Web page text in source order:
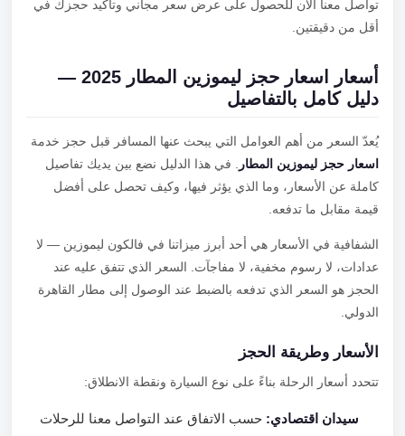
تواصل معنا الآن للحصول على عرض سعر مجاني وتأكيد حجزك في
أقل من دقيقتين.
أسعار اسعار حجز ليموزين المطار 2025 —
دليل كامل بالتفاصيل
يُعدّ السعر من أهم العوامل التي يبحث عنها المسافر قبل حجز خدمة
اسعار حجز ليموزين المطار. في هذا الدليل نضع بين يديك تفاصيل
كاملة عن الأسعار، وما الذي يؤثر فيها، وكيف تحصل على أفضل
قيمة مقابل ما تدفعه.
الشفافية في الأسعار هي أحد أبرز ميزاتنا في فالكون ليموزين — لا
عدادات، لا رسوم مخفية، لا مفاجآت. السعر الذي تتفق عليه عند
الحجز هو السعر الذي تدفعه بالضبط عند الوصول إلى مطار القاهرة
الدولي.
الأسعار وطريقة الحجز
تتحدد أسعار الرحلة بناءً على نوع السيارة ونقطة الانطلاق:
سيدان اقتصادي:حسب الاتفاق عند التواصل معنا للرحلات